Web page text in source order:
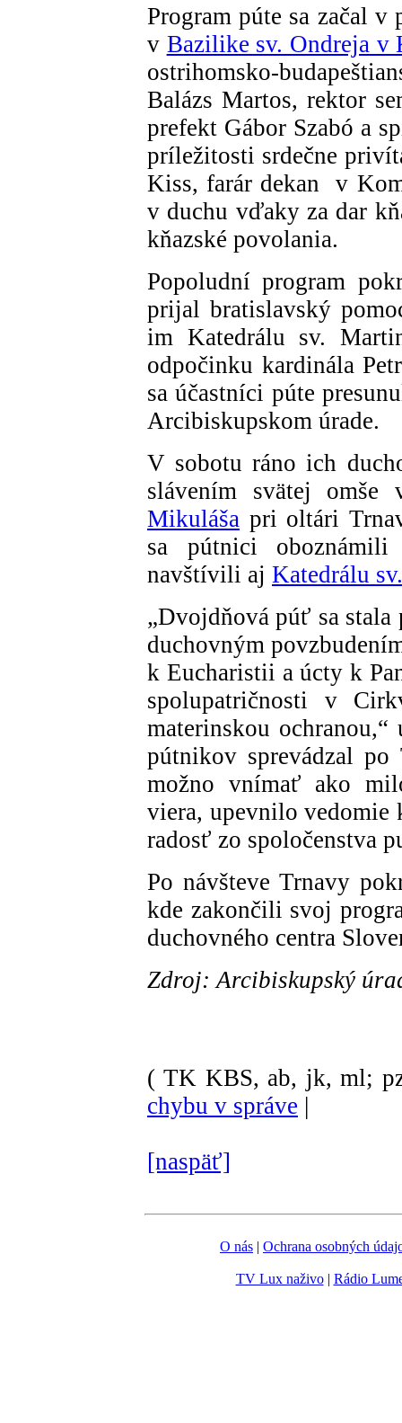
Program púte sa začal v
v Bazilike sv. Ondreja v
ostrihomsko-
Balázs Martos, rektor
prefekt Gábor Szabó a
príležitosti srdečne
Kiss, farár dekan v
v duchu vďaky za dar
kňazské povolania.
Popoludní program
prijal bratislavský
im Katedrálu sv.
odpočinku kardinála
sa účastníci púte
Arcibiskupskom úrade.
V sobotu ráno ich
slávením svätej
Mikuláša pri oltári
sa pútnici
navštívili aj Katedrálu
„Dvojdňová púť sa stala
duchovným
k Eucharistii a úcty k
spolupatričnosti v
materinskou
pútnikov sprevádzal po
možno vnímať ako
viera, upevnilo vedomie
radosť zo spoločenstva
Po návšteve Trnavy
kde zakončili svoj
duchovného centra
Zdroj: Arcibiskupský
( TK KBS, ab, jk, ml;
chybu v správe |
[naspäť]
O nás | Ochrana osobných
TV Lux naživo| Rádio